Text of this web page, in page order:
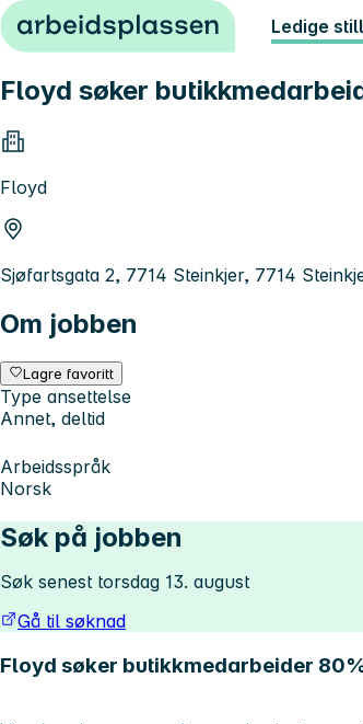
Hopp til innhold Ledige
Floyd søker
Floyd
Sjøfartsgata 2, 7714 Steinkjer, 7714
Om jobben
Lagre favoritt
Type ansettelse
Annet, deltid
Arbeidsspråk
Norsk
Søk på jobben
Søk senest torsdag 13. august
Gå til søknad
Floyd søker butikkmedarbeider